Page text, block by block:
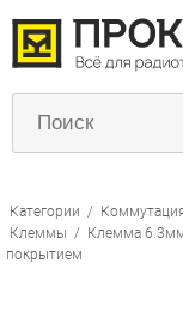
Категории /
Клеммы / Клемма
покрытием